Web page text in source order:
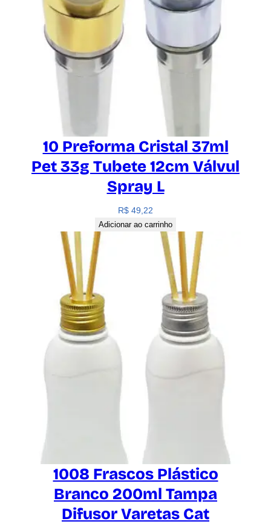
10 Preforma Cristal 37ml
Pet 33g Tubete 12cm Válvul
Spray L
R$ 49,22
Adicionar ao carrinho
1008 Frascos Plástico
Branco 200ml Tampa
Difusor Varetas Cat